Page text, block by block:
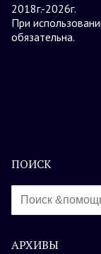
2018г.-2026г.
При
обязательна.
ПОИСК
Найти:
АРХИВЫ